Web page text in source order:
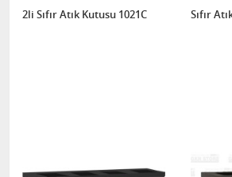
2li Sıfır Atık Kutusu 1021C Sıfır